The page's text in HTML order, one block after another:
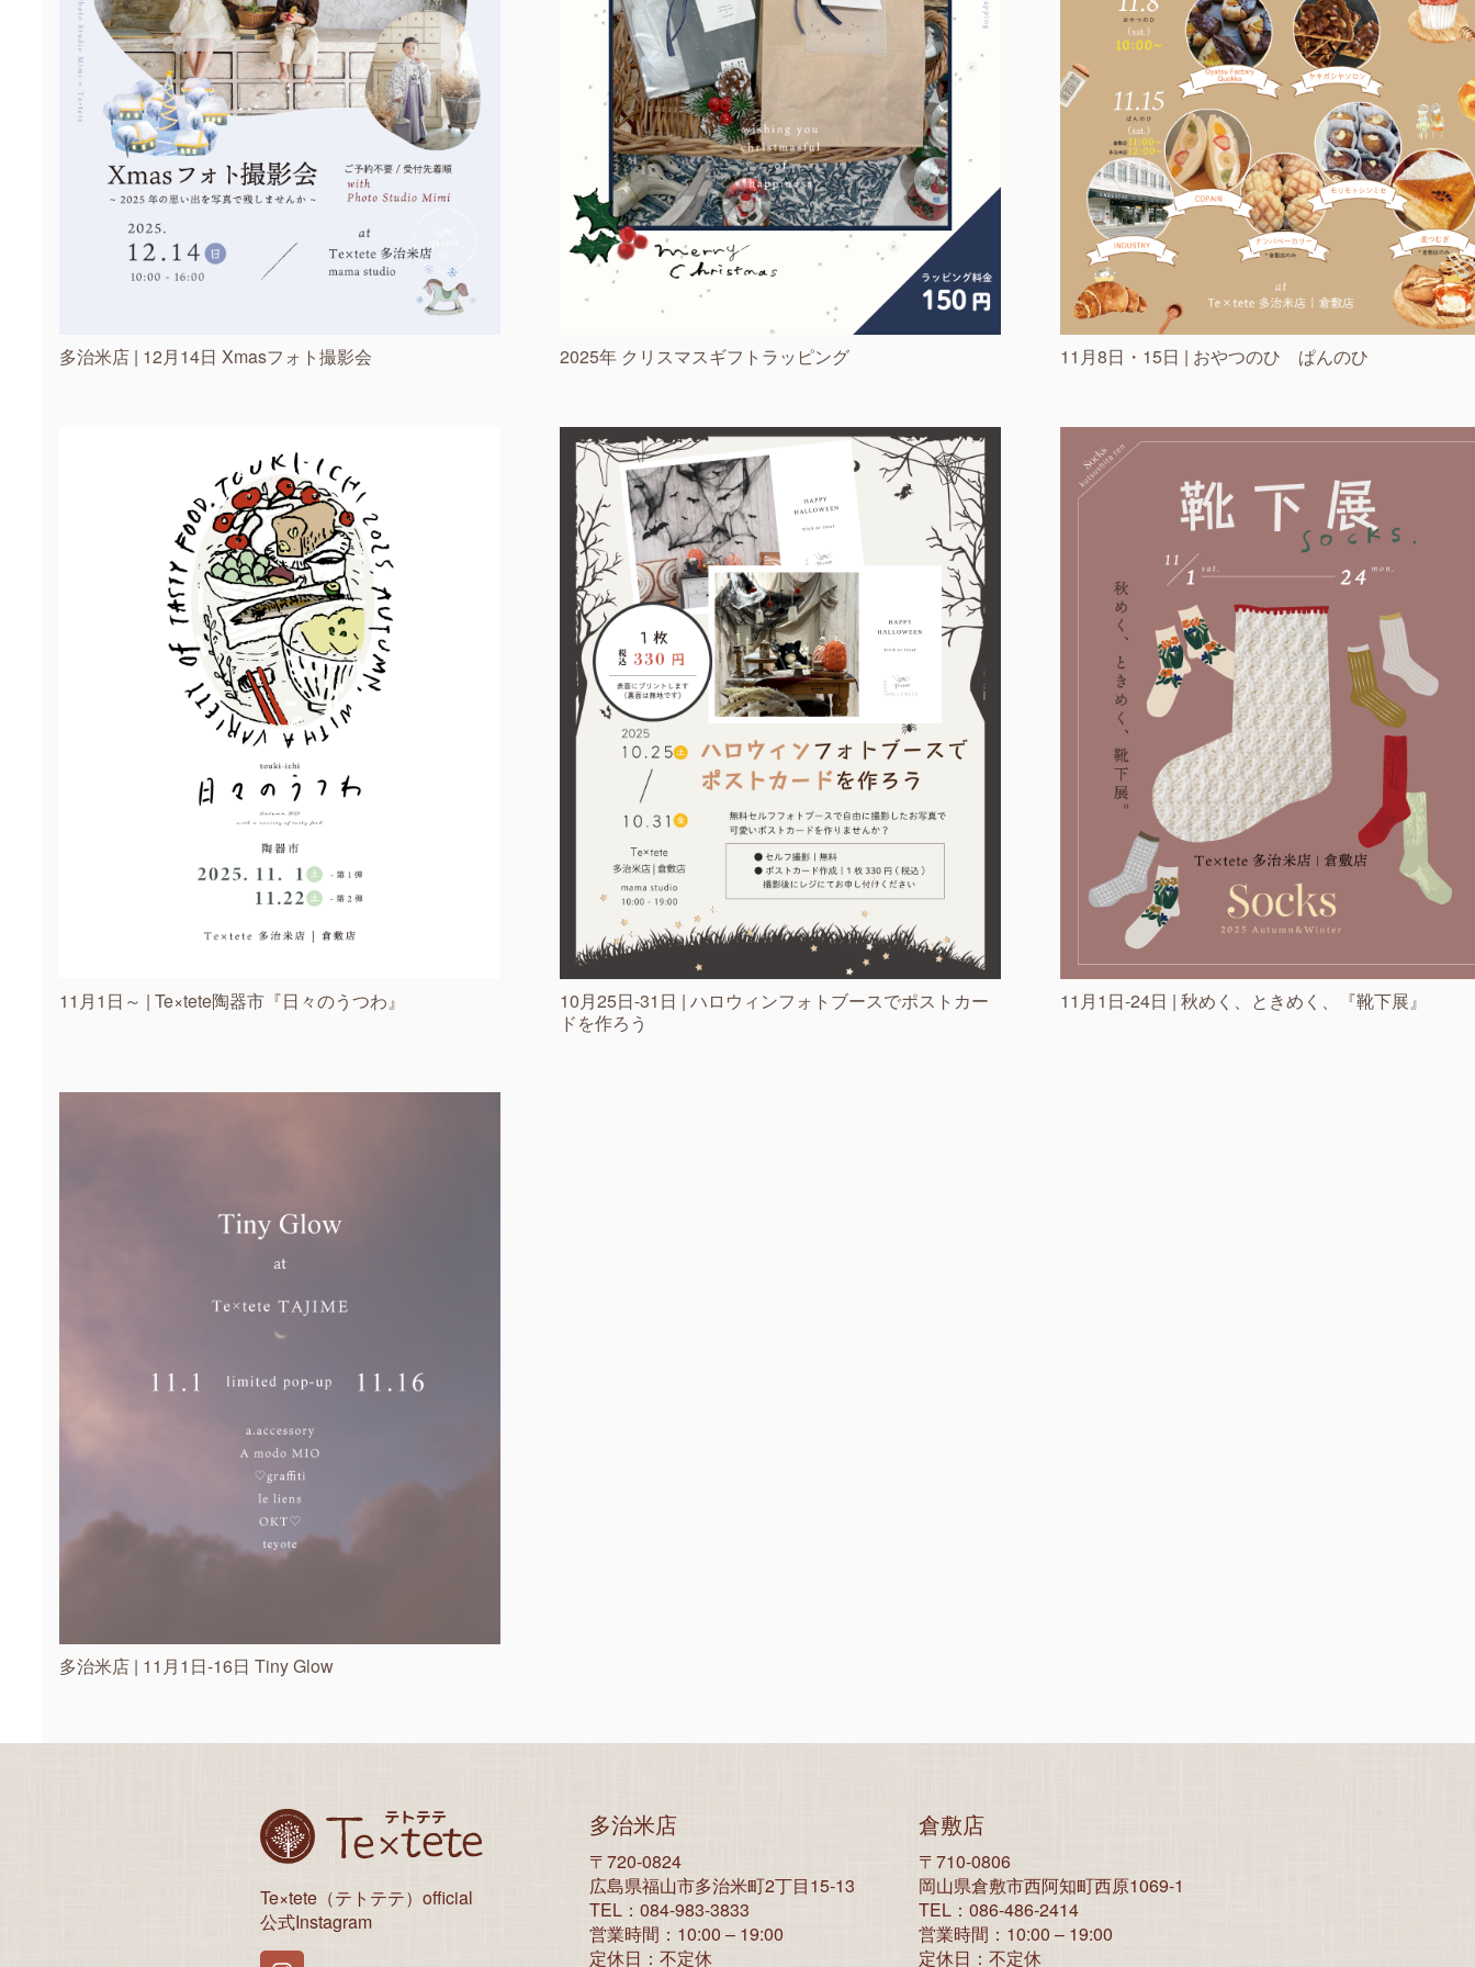
多治米店 | 12月14日 Xmasフォト撮影会 2025年 クリスマスギフトラッピング 11月8日・15日 | おやつのひ ぱんのひ
11月1日～ | Te×tete陶器市『日々のうつわ』
10月25日-31日 | ハロウィンフォトブースでポストカー
ドを作ろう
11月1日-24日 | 秋めく、ときめく、『靴下展』
多治米店 | 11月1日-16日 Tiny Glow
Te×tete（テトテテ）official
公式Instagram
多治米店
〒720-0824
広島県福山市多治米町2丁目15-13
TEL：084-983-3833
営業時間：10:00 – 19:00
定休日：不定休
倉敷店
〒710-0806
岡山県倉敷市西阿知町西原1069-1
TEL：086-486-2414
営業時間：10:00 – 19:00
定休日：不定休